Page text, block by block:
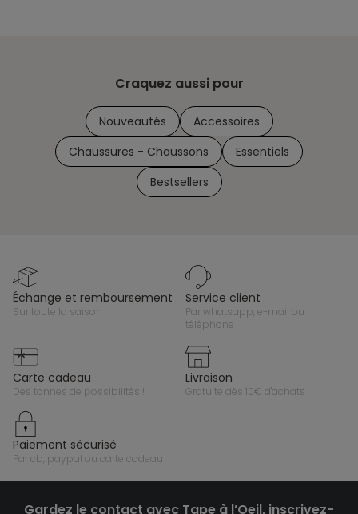
Craquez aussi pour
Nouveautés
Accessoires
Chaussures - Chaussons
Essentiels
Bestsellers
échange et remboursement
sur toute la saison
service client
par whatsapp, e-mail ou
téléphone
carte cadeau
des tonnes de possibilités !
livraison
gratuite dès 10€ d'achats
paiement sécurisé
par cb, paypal ou carte cadeau
Gardez le contact avec Tape à l’Oeil, inscrivez-